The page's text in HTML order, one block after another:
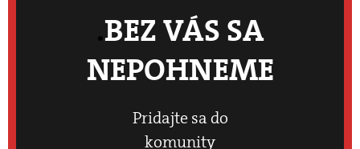
BEZ VÁS SA
NEPOHNEME
Pridajte sa do
komunity